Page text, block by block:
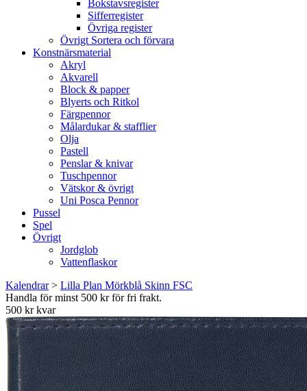
Bokstavsregister
Sifferregister
Övriga register
Övrigt Sortera och förvara
Konstnärsmaterial
Akryl
Akvarell
Block & papper
Blyerts och Ritkol
Färgpennor
Målardukar & stafflier
Olja
Pastell
Penslar & knivar
Tuschpennor
Vätskor & övrigt
Uni Posca Pennor
Pussel
Spel
Övrigt
Jordglob
Vattenflaskor
Kalendrar> Lilla Plan Mörkblå Skinn FSC
Handla för minst 500 kr för fri frakt.
500 kr kvar